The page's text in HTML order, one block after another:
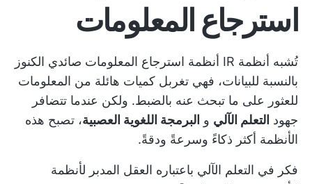
استرجاع المعلومات
تُشبه أنظمة IR أنظمة استرجاع المعلومات صائدي الكنوز
بالنسبة للبيانات، فهي تغربل كميات هائلة من المعلومات
للعثور على ما تبحث عنه بالضبط. ولكن عندما تتضافر
جهود التعلم الآلي و البرمجة اللغوية العصبية، تصبح هذه
الأنظمة أكثر ذكاءً وسرعةً ودقةً.
فكر في التعلم الآلي باعتباره العقل المدبر لأنظمة